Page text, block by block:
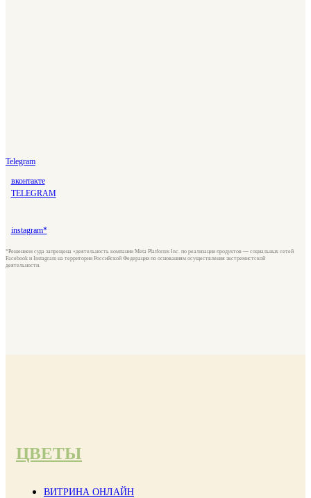
Telegram
вконтакте
TELEGRAM
instagram*
*Решением суда запрещена «деятельность компании Meta Platforms Inc. по реализации продуктов — социальных сетей
Facebook и Instagram на территории Российской Федерации по основаниям осуществления экстремистской
деятельности.
ЦВЕТЫ
ВИТРИНА ОНЛАЙН